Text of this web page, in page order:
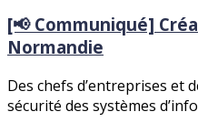
[📢 Communiqué]
Normandie
Des chefs d’entreprises et
sécurité des systèmes